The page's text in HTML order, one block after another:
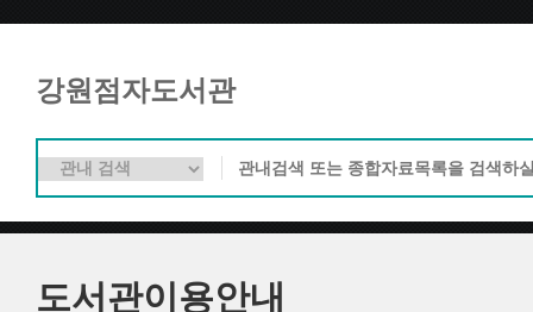
강원점자도서관
도서관이용안내